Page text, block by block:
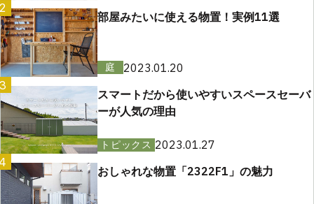
2
部屋みたいに使える物置！実例11選
庭
2023.01.20
スマートだから使いやすいスペースセーバ
ーが人気の理由
トピックス 2023.01.27
おしゃれな物置「2322F1」の魅力